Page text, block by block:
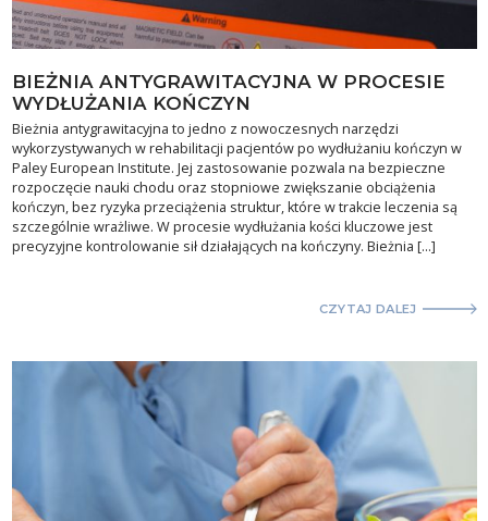
BIEŻNIA ANTYGRAWITACYJNA W PROCESIE
WYDŁUŻANIA KOŃCZYN
Bieżnia antygrawitacyjna to jedno z nowoczesnych narzędzi
wykorzystywanych w rehabilitacji pacjentów po wydłużaniu kończyn w
Paley European Institute. Jej zastosowanie pozwala na bezpieczne
rozpoczęcie nauki chodu oraz stopniowe zwiększanie obciążenia
kończyn, bez ryzyka przeciążenia struktur, które w trakcie leczenia są
szczególnie wrażliwe. W procesie wydłużania kości kluczowe jest
precyzyjne kontrolowanie sił działających na kończyny. Bieżnia […]
CZYTAJ DALEJ